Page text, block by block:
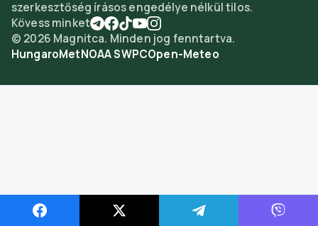
szerkesztőség írásos engedélye nélkül tilos.
Kövess minket
© 2026 Magnitca. Minden jog fenntartva.
HungaroMetNOAA SWPCOpen-Meteo